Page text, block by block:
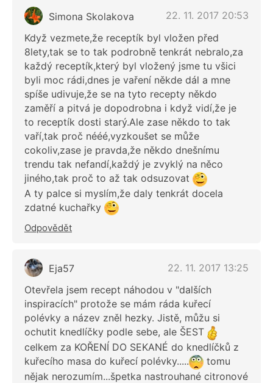
Simona Skolakova
22. 11. 2017 20:53
Když vezmete,že receptík byl vložen před
8lety,tak se to tak podrobně tenkrát nebralo,za
každý receptík,který byl vložený jsme tu všici
byli moc rádi,dnes je vaření někde dál a mne
spíše udivuje,že se na tyto recepty někdo
zaměří a pitvá je dopodrobna i když vidí,že je
to receptík dosti starý.Ale zase někdo to tak
vaří,tak proč nééé,vyzkoušet se může
cokoliv,zase je pravda,že někdo dnešnímu
trendu tak nefandí,každý je zvyklý na něco
jiného,tak proč to až tak odsuzovat
A ty palce si myslím,že daly tenkrát docela
zdatné kuchařky
Odpovědět
Eja57
22. 11. 2017 13:25
Otevřela jsem recept náhodou v "dalších
inspiracích" protože se mám ráda kuřecí
polévky a název zněl hezky. Jistě, můžu si
ochutit knedlíčky podle sebe, ale ŠEST
celkem za KOŘENÍ DO SEKANÉ do knedlíčků z
kuřecího masa do kuřecí polévky.....
tomu
nějak nerozumím...špetka nastrouhané citronové